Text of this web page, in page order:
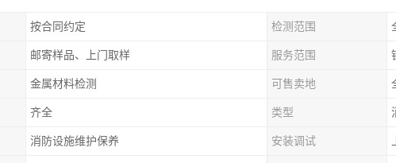
按合同约定 检测范围
邮寄样品、上门取样 服务范围
金属材料检测 可售卖地
齐全 类型
消防设施维护保养 安装调试